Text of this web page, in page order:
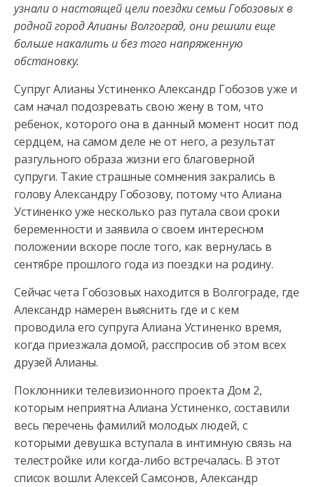
узнали о настоящей цели поездки семьи Гобозовых в
родной город Алианы Волгоград, они решилиеще
больше накалить и без того напряженную
обстановку.
Супруг Алианы Устиненко Александр Гобозов уже и
сам начал подозревать свою жену в том, что
ребенок, которого она в данный момент носит под
сердцем, на самом деле не от него, а результат
разгульного образа жизни его благоверной
супруги. Такие страшные сомнения закрались в
голову Александру Гобозову, потому что Алиана
Устиненко уже несколько раз путала свои сроки
беременности и заявила о своем интересном
положении вскоре после того, как вернулась в
сентябре прошлого года из поездки на родину.
Сейчас чета Гобозовых находится в Волгограде, где
Александр намерен выяснить где и с кем
проводила его супруга Алиана Устиненко время,
когда приезжала домой, расспросив об этом всех
друзей Алианы.
Поклонники телевизионного проекта Дом 2,
которым неприятна Алиана Устиненко, составили
весь перечень фамилий молодых людей, с
которыми девушка вступала в интимную связь на
телестройке или когда-либо встречалась. В этот
список вошли: Алексей Самсонов, Александр